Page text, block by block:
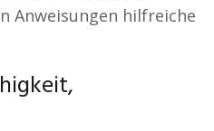
Anweisungen hilfreiche